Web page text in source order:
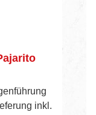
inkl.